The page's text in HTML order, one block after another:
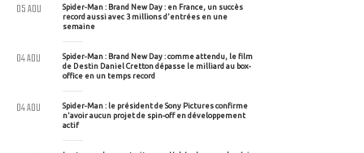
Spider-Man : Brand New Day : en France, un succès
record aussi avec 3 millions d'entrées en une
semaine
05 AOU
Spider-Man : Brand New Day : comme attendu, le film
de Destin Daniel Cretton dépasse le milliard au box-
office en un temps record
04 AOU
Spider-Man : le président de Sony Pictures confirme
n'avoir aucun projet de spin-off en développement
actif
04 AOU